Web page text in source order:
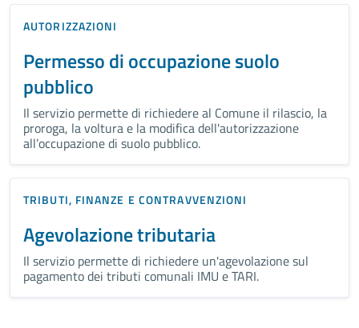
AUTORIZZAZIONI
Permesso di occupazione suolo
pubblico
Il servizio permette di richiedere al Comune il rilascio, la
proroga, la voltura e la modifica dell'autorizzazione
all’occupazione di suolo pubblico.
TRIBUTI, FINANZE E CONTRAVVENZIONI
Agevolazione tributaria
Il servizio permette di richiedere un'agevolazione sul
pagamento dei tributi comunali IMU e TARI.